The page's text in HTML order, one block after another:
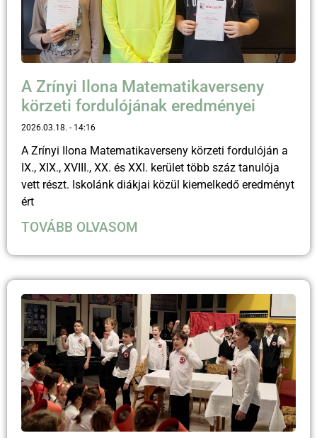
A Zrínyi Ilona Matematikaverseny
körzeti fordulójának eredményei
2026.03.18. 14:16
A Zrínyi Ilona Matematikaverseny körzeti fordulóján a
IX., XIX., XVIII., XX. és XXI. kerület több száz tanulója
vett részt. Iskolánk diákjai közül kiemelkedő eredményt
ért
TOVÁBB OLVASOM